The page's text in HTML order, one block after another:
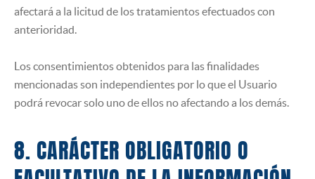
afectará a la licitud de los tratamientos efectuados con
anterioridad.
Los consentimientos obtenidos para las finalidades
mencionadas son independientes por lo que el Usuario
podrá revocar solo uno de ellos no afectando a los demás.
8. CARÁCTER OBLIGATORIO O